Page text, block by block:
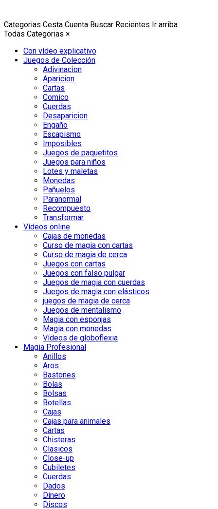
Categorias Cesta Cuenta Buscar Recientes Ir arriba
Todas Categorias ×
Con vídeo explicativo
Juegos de Colección
Adivinacion
Aparicion
Cartas
Comico
Cuerdas
Desaparicion
Engaño
Escapismo
Imposibles
Juegos de paquetitos
Juegos para niños
Lotes y maletas
Monedas
Pañuelos
Paranormal
Recompuesto
Transformar
Vídeos online
Cajas de monedas
Curso de magia con cartas
Curso de magia de cerca
Juegos con cartas
Juegos con falso pulgar
Juegos de magia con cuerdas
Juegos de magia con elásticos
juegos de magia de cerca
Juegos de mentalismo
Magia con esponjas
Magia con monedas
Vídeos de globoflexia
Magia Profesional
Anillos
Aros
Bastones
Bolas
Bolsas
Botellas
Cajas
Cajas para animales
Cartas
Chisteras
Clasicos
Close-up
Cubiletes
Cuerdas
Dados
Dinero
Discos